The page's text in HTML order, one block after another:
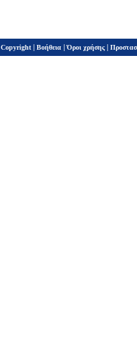
Copyright | Βοήθεια |Όροι χρήσης |